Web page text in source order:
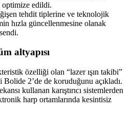
optimize edildi.
tehdit tiplerine ve teknolojik
hızla güncellenmesine olanak
altyapısı
özelliği olan “lazer ışın takibi”
2’de de koruduğunu açıkladı.
kullanan karıştırıcı sistemlerden
harp ortamlarında kesintisiz